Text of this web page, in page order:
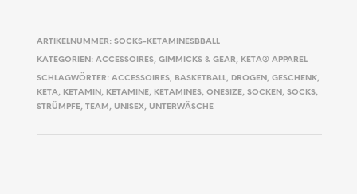
ARTIKELNUMMER: SOCKS-KETAMINESBBALL
KATEGORIEN: ACCESSOIRES, GIMMICKS & GEAR, KETA® APPAREL
SCHLAGWÖRTER: ACCESSOIRES, BASKETBALL, DROGEN , GESCHENK,
KETA, KETAMIN , KETAMINE, KETAMINES, ONESIZE, SOCKEN , SOCKS,
STRÜMPFE, TEAM , UNISEX, UNTERWÄSCHE